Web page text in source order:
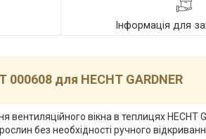
Інформація для
000608 для HECHT GARDNER
вікна в теплицях HECHT
без необхідності ручного